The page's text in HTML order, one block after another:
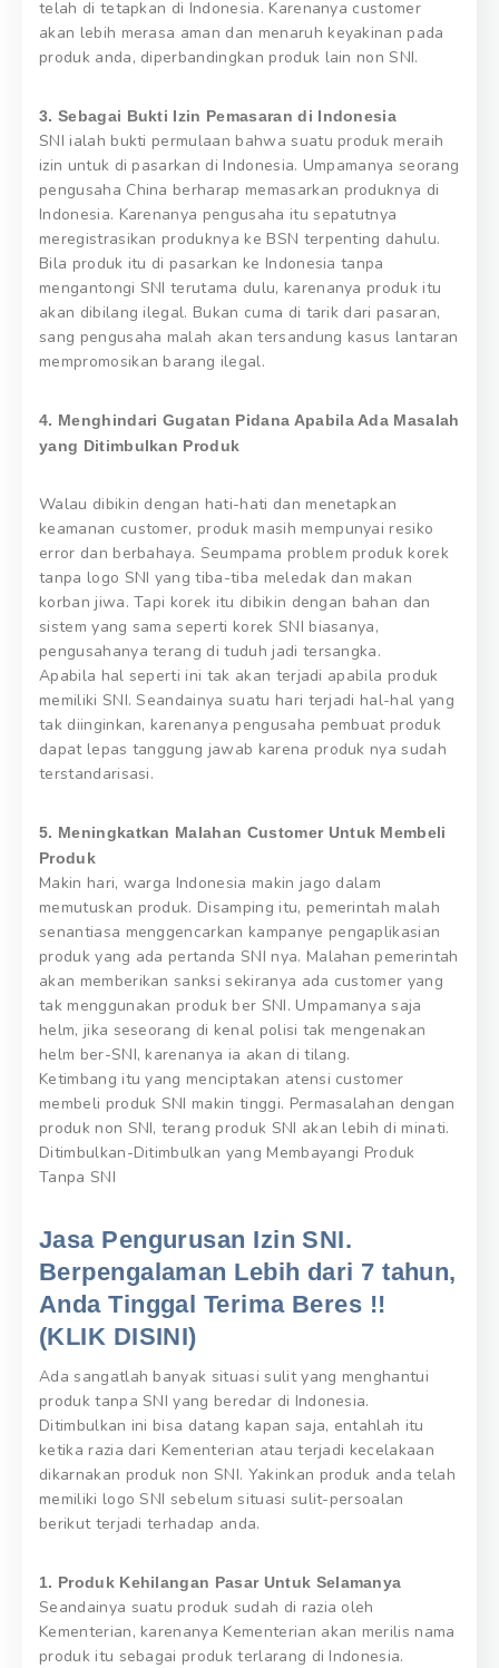
telah di tetapkan di Indonesia. Karenanya customer
akan lebih merasa aman dan menaruh keyakinan pada
produk anda, diperbandingkan produk lain non SNI.
3. Sebagai Bukti Izin Pemasaran di Indonesia
SNI ialah bukti permulaan bahwa suatu produk meraih
izin untuk di pasarkan di Indonesia. Umpamanya seorang
pengusaha China berharap memasarkan produknya di
Indonesia. Karenanya pengusaha itu sepatutnya
meregistrasikan produknya ke BSN terpenting dahulu.
Bila produk itu di pasarkan ke Indonesia tanpa
mengantongi SNI terutama dulu, karenanya produk itu
akan dibilang ilegal. Bukan cuma di tarik dari pasaran,
sang pengusaha malah akan tersandung kasus lantaran
mempromosikan barang ilegal.
4. Menghindari Gugatan Pidana Apabila Ada Masalah
yang Ditimbulkan Produk
Walau dibikin dengan hati-hati dan menetapkan
keamanan customer, produk masih mempunyai resiko
error dan berbahaya. Seumpama problem produk korek
tanpa logo SNI yang tiba-tiba meledak dan makan
korban jiwa. Tapi korek itu dibikin dengan bahan dan
sistem yang sama seperti korek SNI biasanya,
pengusahanya terang di tuduh jadi tersangka.
Apabila hal seperti ini tak akan terjadi apabila produk
memiliki SNI. Seandainya suatu hari terjadi hal-hal yang
tak diinginkan, karenanya pengusaha pembuat produk
dapat lepas tanggung jawab karena produk nya sudah
terstandarisasi.
5. Meningkatkan Malahan Customer Untuk Membeli
Produk
Makin hari, warga Indonesia makin jago dalam
memutuskan produk. Disamping itu, pemerintah malah
senantiasa menggencarkan kampanye pengaplikasian
produk yang ada pertanda SNI nya. Malahan pemerintah
akan memberikan sanksi sekiranya ada customer yang
tak menggunakan produk ber SNI. Umpamanya saja
helm, jika seseorang di kenal polisi tak mengenakan
helm ber-SNI, karenanya ia akan di tilang.
Ketimbang itu yang menciptakan atensi customer
membeli produk SNI makin tinggi. Permasalahan dengan
produk non SNI, terang produk SNI akan lebih di minati.
Ditimbulkan-Ditimbulkan yang Membayangi Produk
Tanpa SNI
Jasa Pengurusan Izin SNI.
Berpengalaman Lebih dari 7 tahun,
Anda Tinggal Terima Beres !!
(KLIK DISINI)
Ada sangatlah banyak situasi sulit yang menghantui
produk tanpa SNI yang beredar di Indonesia.
Ditimbulkan ini bisa datang kapan saja, entahlah itu
ketika razia dari Kementerian atau terjadi kecelakaan
dikarnakan produk non SNI. Yakinkan produk anda telah
memiliki logo SNI sebelum situasi sulit-persoalan
berikut terjadi terhadap anda.
1. Produk Kehilangan Pasar Untuk Selamanya
Seandainya suatu produk sudah di razia oleh
Kementerian, karenanya Kementerian akan merilis nama
produk itu sebagai produk terlarang di Indonesia.